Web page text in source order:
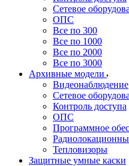
Сетевое
ОПС
Все по 300
Все по 1000
Все по 2000
Все по 3000
Архивные модели
Видеонаблюдение
Сетевое
Контроль доступа
ОПС
Программное
Тепловизоры
Защитные умные каски